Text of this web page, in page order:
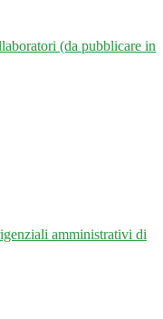
(da pubblicare in
amministrativi di